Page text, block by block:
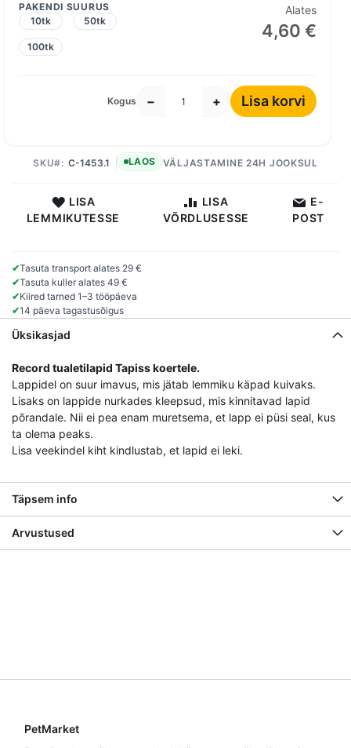
Alates
4,60 €
PAKENDI SUURUS
10tk
50tk
100tk
Kogus − + Lisa korvi
VÄLJASTAMINE 24H JOOKSUL
SKU C-1453.1 LAOS
LISA
LEMMIKUTESSE
LISA
VÕRDLUSESSE
E-
POST
✔Tasuta transport alates 29 €
✔Tasuta kuller alates 49 €
✔Kiired tarned 1–3 tööpäeva
✔14 päeva tagastusõigus
Üksikasjad
Record tualetilapid Tapiss koertele.
Lappidel on suur imavus, mis jätab lemmiku käpad kuivaks.
Lisaks on lappide nurkades kleepsud, mis kinnitavad lapid
põrandale. Nii ei pea enam muretsema, et lapp ei püsi seal, kus
ta olema peaks.
Lisa veekindel kiht kindlustab, et lapid ei leki.
Täpsem info
Arvustused
PetMarket